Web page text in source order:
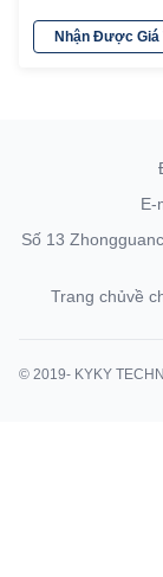
Nhận Được Giá
E-
Số 13
Trang chủvề
© 2019- KYKY